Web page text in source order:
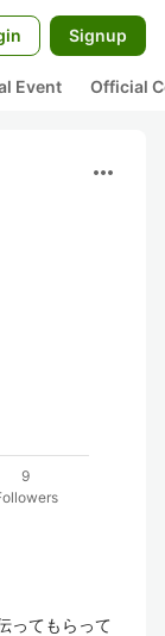
Signup
Event Official
more_horiz
9
ってもらって